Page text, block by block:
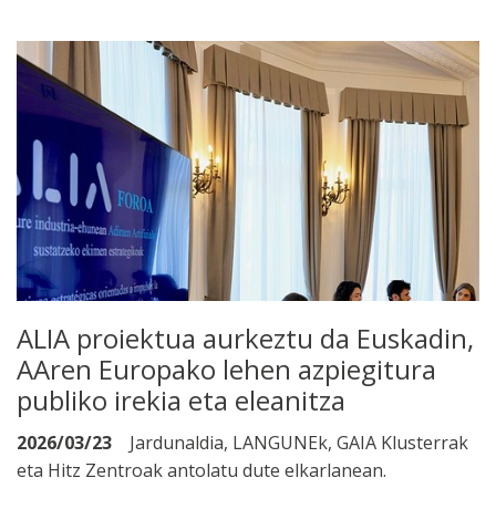
ALIA proiektua aurkeztu da Euskadin,
AAren Europako lehen azpiegitura
publiko irekia eta eleanitza
2026/03/23
Jardunaldia, LANGUNEk, GAIA Klusterrak
eta Hitz Zentroak antolatu dute elkarlanean.